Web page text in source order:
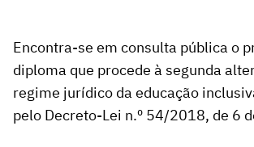
Encontra-se em consulta pública o
diploma que procede à segunda
regime jurídico da educação
pelo Decreto-Lei n.º 54/2018, de 6